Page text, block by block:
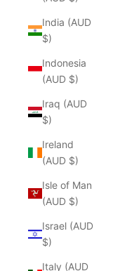
India (AUD
$)
Indonesia
(AUD $)
Iraq (AUD
$)
Ireland
(AUD $)
Isle of Man
(AUD $)
Israel (AUD
$)
Italy (AUD